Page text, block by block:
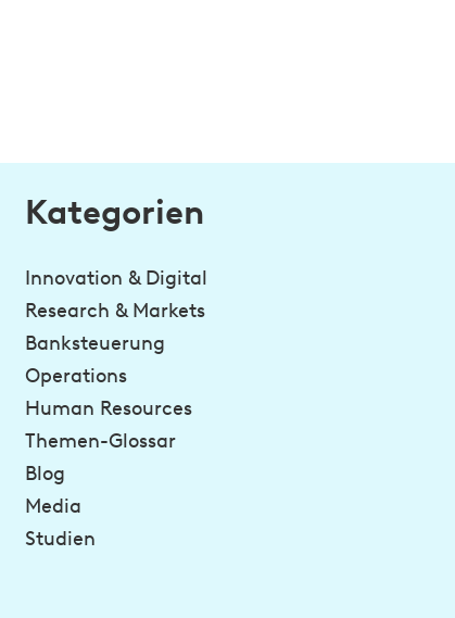
Kategorien
Innovation & Digital
Research & Markets
Banksteuerung
Operations
Human Resources
Themen-Glossar
Blog
Media
Studien